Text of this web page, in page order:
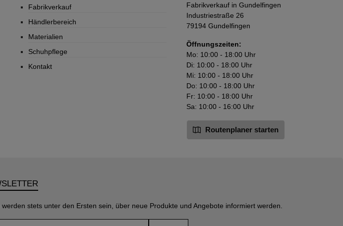
Fabrikverkauf
Händlerbereich
Materialien
Schuhpflege
Kontakt
Fabrikverkauf in Gundelfingen
Industriestraße 26
79194 Gundelfingen
Öffnungszeiten:
Mo: 10:00 - 18:00 Uhr
Di: 10:00 - 18:00 Uhr
Mi: 10:00 - 18:00 Uhr
Do: 10:00 - 18:00 Uhr
Fr: 10:00 - 18:00 Uhr
Sa: 10:00 - 16:00 Uhr
Routenplaner starten
stets unter den Ersten sein, über neue Produkte und Angebote informiert werden.